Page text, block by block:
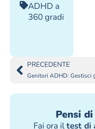
ADHD a
360 gradi
PRECEDENTE
Pensi
Fai ora iltest di